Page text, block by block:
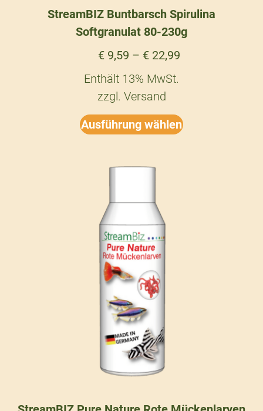
StreamBIZ Buntbarsch Spirulina
Softgranulat 80-230g
€9,59 – €22,99
Enthält 13% MwSt.
zzgl. Versand
Ausführung wählen